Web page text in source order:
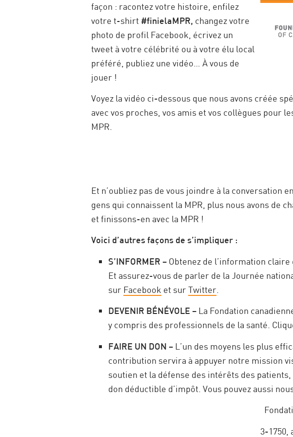
façon : racontez votre histoire, enfilez
votre t-shirt #finielaMPR, changez votre
photo de profil Facebook, écrivez un
tweet à votre célébrité ou à votre élu local
préféré, publiez une vidéo… À vous de
jouer !
Voyez la vidéo ci-dessous que nous avons créée
avec vos proches, vos amis et vos collègues pour
MPR.
Et n’oubliez pas de vous joindre à la conversation
gens qui connaissent la MPR, plus nous avons de
et finissons-en avec la MPR !
Voici d’autres façons de s’impliquer :
S’INFORMER – Obtenez de l’information
Et assurez-vous de parler de la Journée
sur Facebook et surTwitter
DEVENIR BÉNÉVOLE – La Fondation
y compris des professionnels de la santé.
FAIRE UN DON – L’un des moyens les plus
contribution servira à appuyer notre mission
soutien et la défense des intérêts des
don déductible d’impôt. Vous pouvez aussi
3-1750,